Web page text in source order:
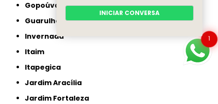
Gopoúva
Guarulhos
Invernada
Itaim
Itapegica
Jardim Aracília
Jardim Fortaleza
1
INICIAR CONVERSA